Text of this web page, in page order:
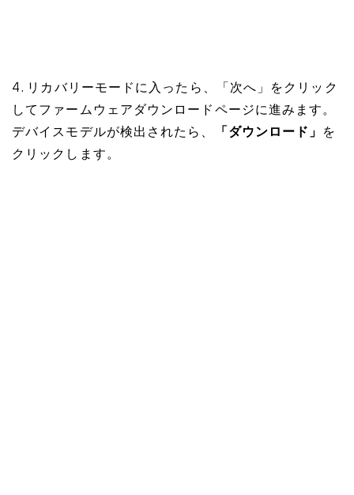
4. リカバリーモードに入ったら、「次へ」をクリック
してファームウェアダウンロードページに進みます。
デバイスモデルが検出されたら、
「ダウンロード」
を
クリックします。